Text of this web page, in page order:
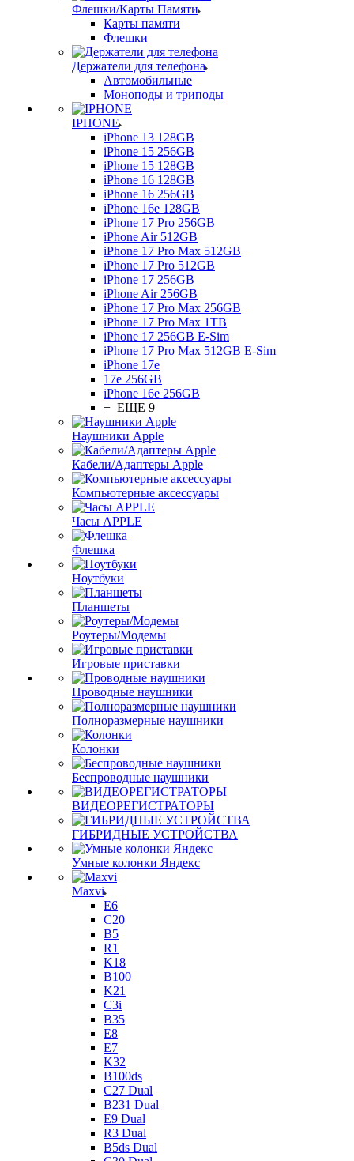
Флешки/Карты Памяти
Карты памяти
Флешки
Держатели для телефона
Автомобильные
Моноподы и триподы
IPHONE
iPhone 13 128GB
iPhone 15 256GB
iPhone 15 128GB
iPhone 16 128GB
iPhone 16 256GB
iPhone 16e 128GB
iPhone 17 Pro 256GB
iPhone Air 512GB
iPhone 17 Pro Max 512GB
iPhone 17 Pro 512GB
iPhone 17 256GB
iPhone Air 256GB
iPhone 17 Pro Max 256GB
iPhone 17 Pro Max 1TB
iPhone 17 256GB E-Sim
iPhone 17 Pro Max 512GB E-Sim
iPhone 17e
17e 256GB
iPhone 16e 256GB
+ ЕЩЕ 9
Наушники Apple
Кабели/Адаптеры Apple
Компьютерные аксессуары
Часы APPLE
Флешка
Ноутбуки
Планшеты
Роутеры/Модемы
Игровые приставки
Проводные наушники
Полноразмерные наушники
Колонки
Беспроводные наушники
ВИДЕОРЕГИСТРАТОРЫ
ГИБРИДНЫЕ УСТРОЙСТВА
Умные колонки Яндекс
Maxvi
E6
C20
B5
R1
K18
B100
K21
C3i
B35
E8
E7
K32
B100ds
C27 Dual
B231 Dual
E9 Dual
R3 Dual
B5ds Dual